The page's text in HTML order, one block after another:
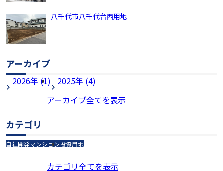
八千代市八千代台西用地
アーカイブ
2026年 (1)
2025年 (4)
アーカイブ全てを表示
カテゴリ
自社開発マンション投資用地
カテゴリ全てを表示